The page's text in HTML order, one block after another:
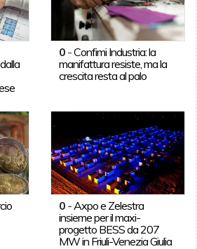
0 -Confimi Industria: la
manifattura resiste, ma la
crescita resta al palo
0 - Axpo e Zelestra
insieme per il maxi-
progetto BESS da 207
MW in Friuli-Venezia Giulia